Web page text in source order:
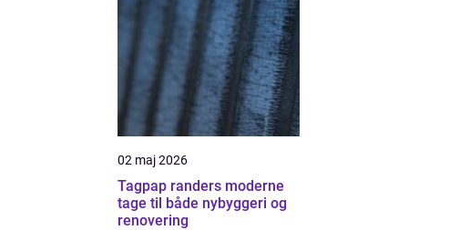
02 maj 2026
Tagpap randers moderne
tage til både nybyggeri og
renovering